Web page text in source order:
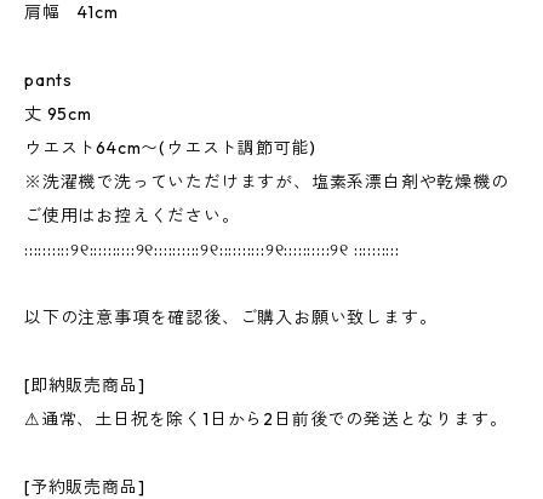
肩幅 41cm
pants
丈 95cm
ウエスト64cm〜(ウエスト調節可能)
※洗濯機で洗っていただけますが、塩素系漂白剤や乾燥機の
ご使用はお控えください。
::::::::::୨୧::::::::::୨୧::::::::::୨୧::::::::::୨୧::::::::::୨୧ ::::::::::
以下の注意事項を確認後、ご購入お願い致します。
[即納販売商品]
⚠︎通常、土日祝を除く1日から2日前後での発送となります。
[予約販売商品]